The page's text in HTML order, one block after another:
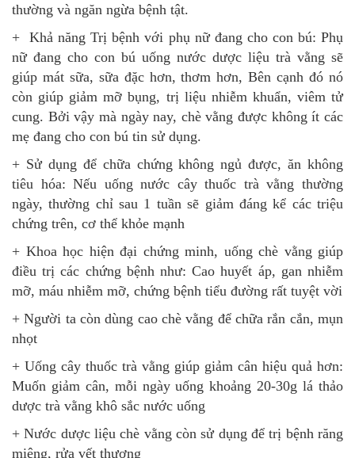
thường và ngăn ngừa bệnh tật.
+ Khả năng Trị bệnh với phụ nữ đang cho con bú: Phụ
nữ đang cho con bú uống nước dược liệu trà vằng sẽ
giúp mát sữa, sữa đặc hơn, thơm hơn, Bên cạnh đó nó
còn giúp giảm mỡ bụng, trị liệu nhiễm khuẩn, viêm tử
cung. Bởi vậy mà ngày nay, chè vằng được không ít các
mẹ đang cho con bú tin sử dụng.
+ Sử dụng để chữa chứng không ngủ được, ăn không
tiêu hóa: Nếu uống nước cây thuốc trà vằng thường
ngày, thường chỉ sau 1 tuần sẽ giảm đáng kể các triệu
chứng trên, cơ thể khỏe mạnh
+ Khoa học hiện đại chứng minh, uống chè vằng giúp
điều trị các chứng bệnh như: Cao huyết áp, gan nhiễm
mỡ, máu nhiễm mỡ, chứng bệnh tiểu đường rất tuyệt vời
+ Người ta còn dùng cao chè vằng để chữa rắn cắn, mụn
nhọt
+ Uống cây thuốc trà vằng giúp giảm cân hiệu quả hơn:
Muốn giảm cân, mỗi ngày uống khoảng 20-30g lá thảo
dược trà vằng khô sắc nước uống
+ Nước dược liệu chè vằng còn sử dụng để trị bệnh răng
miệng, rửa vết thương